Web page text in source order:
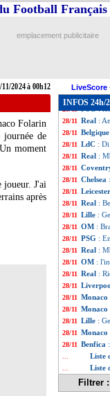
2024 à 00h12
Football
emplacement publicitaire
LiveScore
Folarin
journée de
moment
joueur. J'ai
après
INFOS 24h/
28/11 Nantes:
28/11
28/11 Real:
28/11 Real:
28/11 Naples:
:
28/11 Real :
28/11 Belgique
28/11 LdC :
28/11 Real :
28/11
28/11 Chelsea
28/11 Leicester
28/11 Real :
28/11 Lille :
28/11 OM :
28/11 PSG :
28/11 Real :
28/11 OM :
28/11 Real :
28/11
28/11 Monaco
28/11 Monaco
28/11 Lille :
28/11 Monaco
28/11 Benfica
Liste
Liste
Filtrer :